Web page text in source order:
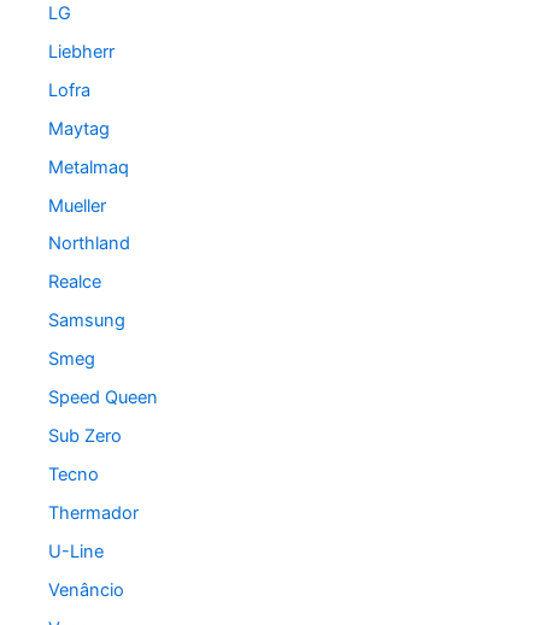
LG
Liebherr
Lofra
Maytag
Metalmaq
Mueller
Northland
Realce
Samsung
Smeg
Speed Queen
Sub Zero
Tecno
Thermador
U-Line
Venâncio